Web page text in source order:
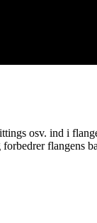
osv. ind i
flangens